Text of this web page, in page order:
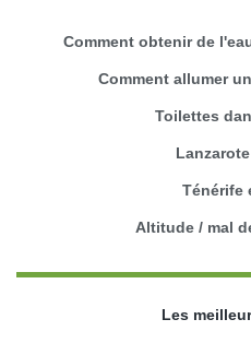
Comment obtenir de
Comment allumer
Toilettes
Ténérife
Altitude / mal
Les